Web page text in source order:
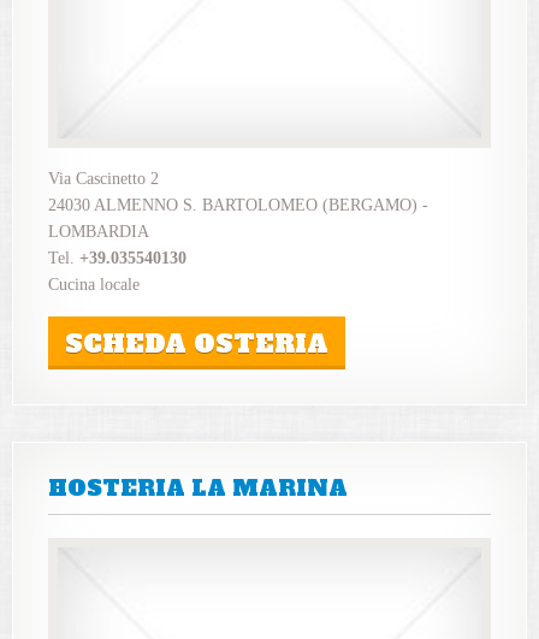
Via Cascinetto 2
24030 ALMENNO S. BARTOLOMEO (BERGAMO) -
LOMBARDIA
Tel. +39.035540130
Cucina locale
SCHEDA OSTERIA
HOSTERIA LA MARINA